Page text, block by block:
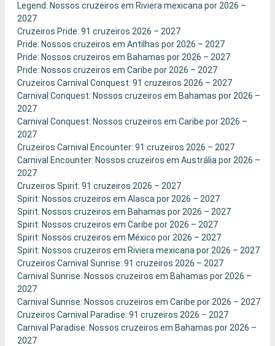
Legend: Nossos cruzeiros em Riviera mexicana por 2026 –
2027
Cruzeiros Pride: 91 cruzeiros 2026 – 2027
Pride: Nossos cruzeiros em Antilhas por 2026 – 2027
Pride: Nossos cruzeiros em Bahamas por 2026 – 2027
Pride: Nossos cruzeiros em Caribe por 2026 – 2027
Cruzeiros Carnival Conquest: 91 cruzeiros 2026 – 2027
Carnival Conquest: Nossos cruzeiros em Bahamas por 2026 –
2027
Carnival Conquest: Nossos cruzeiros em Caribe por 2026 –
2027
Cruzeiros Carnival Encounter: 91 cruzeiros 2026 – 2027
Carnival Encounter: Nossos cruzeiros em Austrália por 2026 –
2027
Cruzeiros Spirit: 91 cruzeiros 2026 – 2027
Spirit: Nossos cruzeiros em Alasca por 2026 – 2027
Spirit: Nossos cruzeiros em Bahamas por 2026 – 2027
Spirit: Nossos cruzeiros em Caribe por 2026 – 2027
Spirit: Nossos cruzeiros em México por 2026 – 2027
Spirit: Nossos cruzeiros em Riviera mexicana por 2026 – 2027
Cruzeiros Carnival Sunrise: 91 cruzeiros 2026 – 2027
Carnival Sunrise: Nossos cruzeiros em Bahamas por 2026 –
2027
Carnival Sunrise: Nossos cruzeiros em Caribe por 2026 – 2027
Cruzeiros Carnival Paradise: 91 cruzeiros 2026 – 2027
Carnival Paradise: Nossos cruzeiros em Bahamas por 2026 –
2027